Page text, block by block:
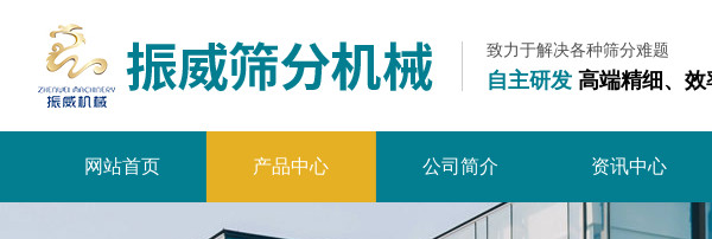
致力于解决各种筛分难题
自主研发 高端精细、
网站首页 产品中心 公司简介 资讯中心